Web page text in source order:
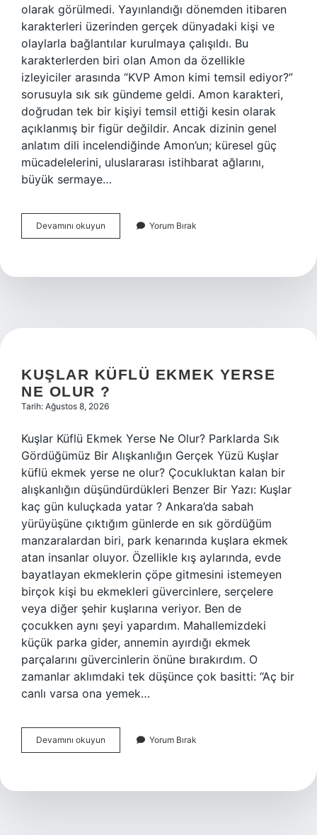
olarak görülmedi. Yayınlandığı dönemden itibaren
karakterleri üzerinden gerçek dünyadaki kişi ve
olaylarla bağlantılar kurulmaya çalışıldı. Bu
karakterlerden biri olan Amon da özellikle
izleyiciler arasında “KVP Amon kimi temsil ediyor?”
sorusuyla sık sık gündeme geldi. Amon karakteri,
doğrudan tek bir kişiyi temsil ettiği kesin olarak
açıklanmış bir figür değildir. Ancak dizinin genel
anlatım dili incelendiğinde Amon’un; küresel güç
mücadelelerini, uluslararası istihbarat ağlarını,
büyük sermaye…
Devamını okuyun
Amon
ediyor
Yorum Bırak
KUŞLAR KÜFLÜ EKMEK YERSE
NE OLUR ?
Tarih: Ağustos 8, 2026
Kuşlar Küflü Ekmek Yerse Ne Olur? Parklarda Sık
Gördüğümüz Bir Alışkanlığın Gerçek Yüzü Kuşlar
küflü ekmek yerse ne olur? Çocukluktan kalan bir
alışkanlığın düşündürdükleri Benzer Bir Yazı: Kuşlar
kaç gün kuluçkada yatar ? Ankara’da sabah
yürüyüşüne çıktığım günlerde en sık gördüğüm
manzaralardan biri, park kenarında kuşlara ekmek
atan insanlar oluyor. Özellikle kış aylarında, evde
bayatlayan ekmeklerin çöpe gitmesini istemeyen
birçok kişi bu ekmekleri güvercinlere, serçelere
veya diğer şehir kuşlarına veriyor. Ben de
çocukken aynı şeyi yapardım. Mahallemizdeki
küçük parka gider, annemin ayırdığı ekmek
parçalarını güvercinlerin önüne bırakırdım. O
zamanlar aklımdaki tek düşünce çok basitti: “Aç bir
canlı varsa ona yemek…
Devamını okuyun
küflü
ne
Yorum Bırak